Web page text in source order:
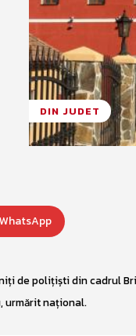
DIN JUDET
WhatsApp
de polițiști din cadrul
urmărit național.